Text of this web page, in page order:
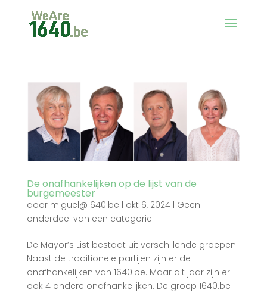
De onafhankelijken op de lijst van de
burgemeester
door miguel@1640.be okt 6, 2024| Geen
onderdeel van een categorie
De Mayor’s List bestaat uit verschillende groepen.
Naast de traditionele partijen zijn er de
onafhankelijken van 1640.be. Maar dit jaar zijn er
ook 4 andere onafhankelijken. De groep 1640.be